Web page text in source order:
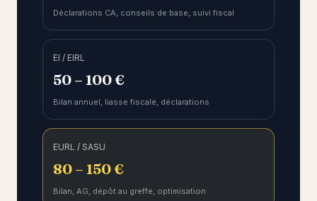
Déclarations CA, conseils de base, suivi fiscal
EI / EIRL
50 – 100 €
Bilan annuel, liasse fiscale, déclarations
EURL / SASU
80 – 150 €
Bilan, AG, dépôt au greffe, optimisation